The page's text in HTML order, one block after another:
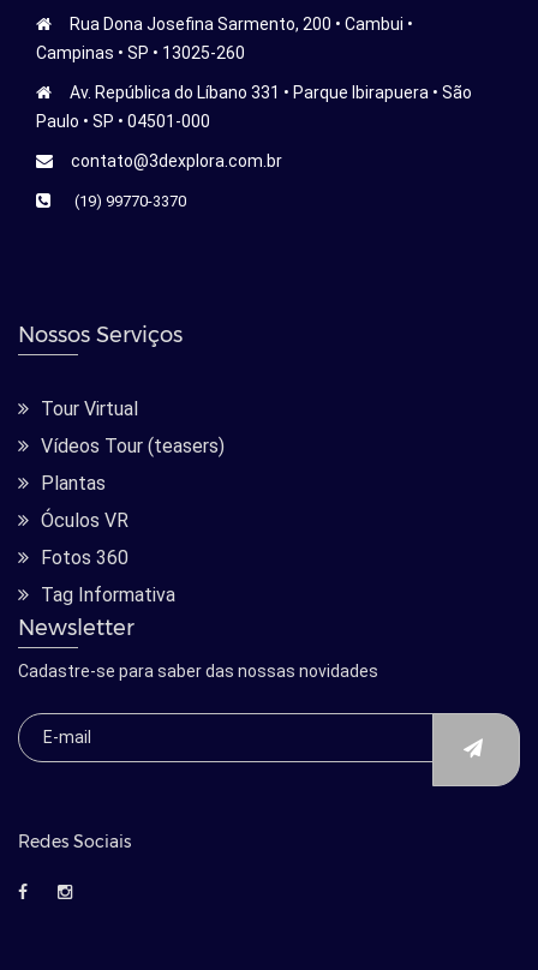
Rua Dona Josefina Sarmento, 200 • Cambui •
Campinas • SP • 13025-260
Av. República do Líbano 331 • Parque Ibirapuera • São
Paulo • SP • 04501-000
contato@3dexplora.com.br
(19) 99770-3370
Nossos Serviços
Tour Virtual
Vídeos Tour (teasers)
Plantas
Óculos VR
Fotos 360
Tag Informativa
Newsletter
Cadastre-se para saber das nossas novidades
Redes Sociais